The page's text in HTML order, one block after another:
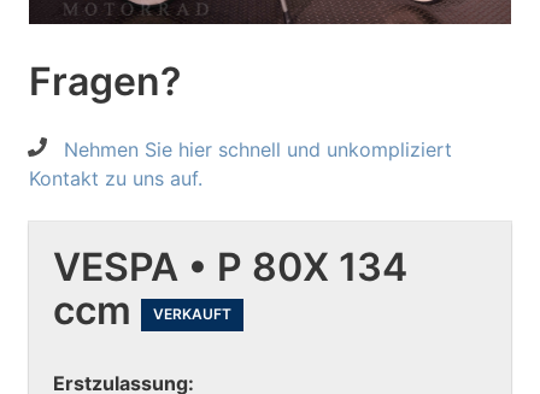
Fragen?
Nehmen Sie hier schnell und unkompliziert
Kontakt zu uns auf.
VESPA • P 80X 134
ccm
VERKAUFT
Erstzulassung: